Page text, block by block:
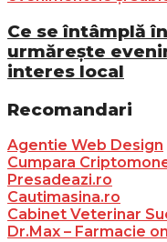
Ce se întâmplă
urmărește
interes local
Recomandari
Agentie Web Design
Cumpara
Presadeazi.ro
Cautimasina.ro
Cabinet Veterinar
Dr.Max – Farmacie